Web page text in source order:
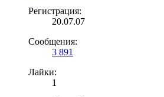
Регистрация:
20.07.07
Сообщения:
3 891
Лайки:
1